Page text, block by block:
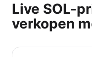
Live SOL-
verkopen